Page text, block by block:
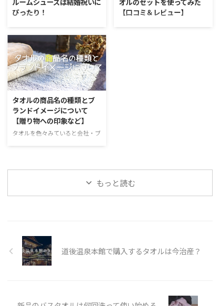
注文しなければいけないなど条件
が合わなかったりと悩みは多いと
タオルを作ることが出来るおすす
めの会社を紹介していきます。
小ロット対応でオリジナルタオル
が作れる会社12選 今回紹介 ...
タオルとして注目のブランドを今
回は21個紹介します。 ぜひプレ
ぴったり！
か難しいですよね。 新婚さんに
送る結婚祝いや新築祝いなど、大
人になると選ぶ場面は多いものの
中々何を送っていいものか。 今
回はタオルに関連したおしゃれな
ギフト向けアイテムを見つけたの
で紹介します。是非、贈り物選び
の参考してください。 結婚祝い
にはペアで贈る「スリッパ」とい
う選択 日用品で意外と自分では
良いものを購入しないもの。それ
す。 この点において、お揃いのス
リッパというのはかなり良いポジ
【口コミ＆レビュー】
のセットには、このセットで ...
タオルの商品名の種類とブ
ランドイメージについて
【贈り物への印象など】
タオルを色々みていると会社・ブ
スしてみます。 名づけ方の特徴
と、プレゼントした時に気付く人
合的なブランドもプレゼントには
大切でしょう。 ただ、商品名に
もタオルブランドが心を込めたそ
もっと読む
道後温泉本館で購入するタオルは今治産？